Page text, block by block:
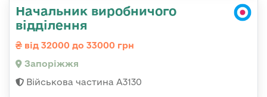
Начальник виробничого
відділення
від 32000 до 33000 грн
Запоріжжя
Військова частина А3130